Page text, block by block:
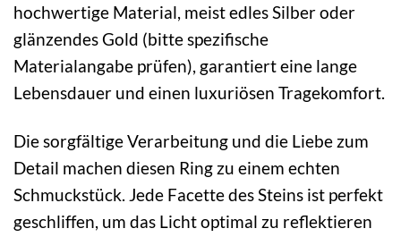
hochwertige Material, meist edles Silber oder
glänzendes Gold (bitte spezifische
Materialangabe prüfen), garantiert eine lange
Lebensdauer und einen luxuriösen Tragekomfort.
Die sorgfältige Verarbeitung und die Liebe zum
Detail machen diesen Ring zu einem echten
Schmuckstück. Jede Facette des Steins ist perfekt
geschliffen, um das Licht optimal zu reflektieren